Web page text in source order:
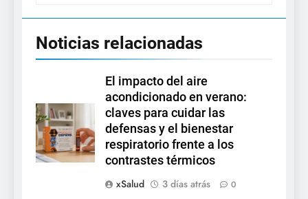
Noticias relacionadas
El impacto del aire
acondicionado en verano:
claves para cuidar las
defensas y el bienestar
respiratorio frente a los
contrastes térmicos
xSalud
3 días atrás 0